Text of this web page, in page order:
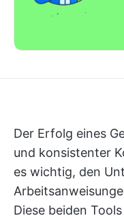
Der Erfolg eines
und konsistenter
es wichtig, den
Diese beiden